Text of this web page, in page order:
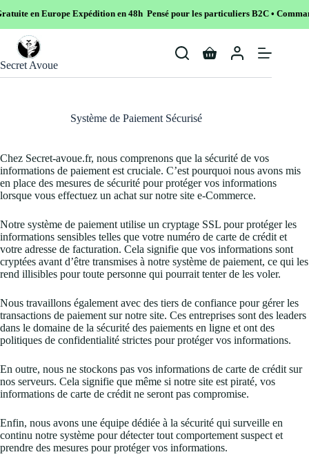
en EuropeExpédition en 48h Pensé pour les particuliers B2C •
content
Secret Avoue
Shopping
Système de Paiement Sécurisé
Chez Secret-avoue.fr, nous comprenons que la sécurité de vos
informations de paiement est cruciale. C’est pourquoi nous avons mis
en place des mesures de sécurité pour protéger vos informations
lorsque vous effectuez un achat sur notre site e-Commerce.
Notre système de paiement utilise un cryptage SSL pour protéger les
informations sensibles telles que votre numéro de carte de crédit et
votre adresse de facturation. Cela signifie que vos informations sont
cryptées avant d’être transmises à notre système de paiement, ce qui les
rend illisibles pour toute personne qui pourrait tenter de les voler.
Nous travaillons également avec des tiers de confiance pour gérer les
transactions de paiement sur notre site. Ces entreprises sont des leaders
dans le domaine de la sécurité des paiements en ligne et ont des
politiques de confidentialité strictes pour protéger vos informations.
En outre, nous ne stockons pas vos informations de carte de crédit sur
nos serveurs. Cela signifie que même si notre site est piraté, vos
informations de carte de crédit ne seront pas compromise.
Enfin, nous avons une équipe dédiée à la sécurité qui surveille en
continu notre système pour détecter tout comportement suspect et
prendre des mesures pour protéger vos informations.